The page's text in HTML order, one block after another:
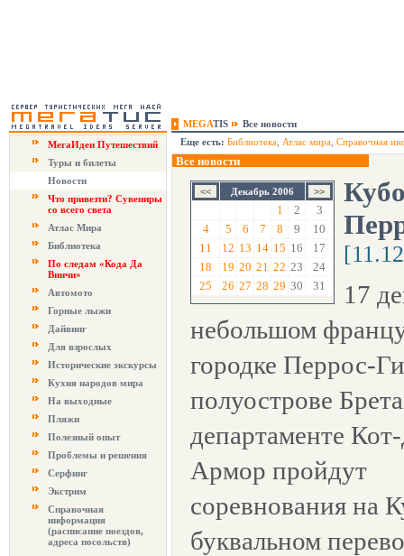
MEGATIS
Все новости
МегаИдеи Путешествий
Туры и билеты
Новости
Что привезти? Сувениры
со всего света
Атлас Мира
Библиотека
По следам «Кода Да
Винчи»
Автомото
Горные лыжи
Дайвинг
Для взрослых
Исторические экскурсы
Кухня народов мира
На выходные
Пляжи
Полезный опыт
Проблемы и решения
Серфинг
Экстрим
Справочная
информация
(расписание поездов,
адреса посольств)
Еще есть: Библиотека Атлас мира Справочная
Все новости
Декабрь 2006
1 2
3
4
5 6 7 8 9
10
11
12 13 14 15 16
17
18
19 20 21 22 23
24
25
26 27 28 29 30 31
17
небольшом
городке Перрос-
полуострове
департаменте
Армор пройдут
соревнования на
буквальном